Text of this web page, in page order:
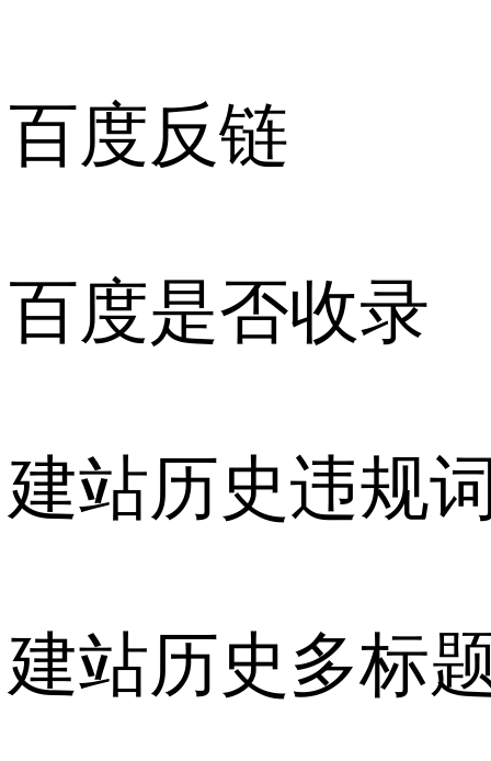
百度反链
百度是否收录
建站历史违规
建站历史多标